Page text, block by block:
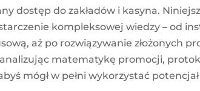
dostęp do zakładów i kasyna.
kompleksowej wiedzy – od
aż po rozwiązywanie złożonych
matematykę promocji,
mógł w pełni wykorzystać